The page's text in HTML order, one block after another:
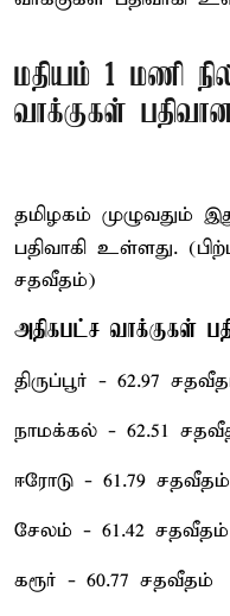
மதியம் 1 மணி
வாக்குகள்
தமிழகம் முழுவதும்
பதிவாகி உள்ளது.
சதவீதம்)
அதிகபட்ச வாக்குகள்
திருப்பூர் - 62.97
நாமக்கல் - 62.51
ஈரோடு - 61.79 சதவீதம்
சேலம் - 61.42 சதவீதம்
கரூர் - 60.77 சதவீதம்